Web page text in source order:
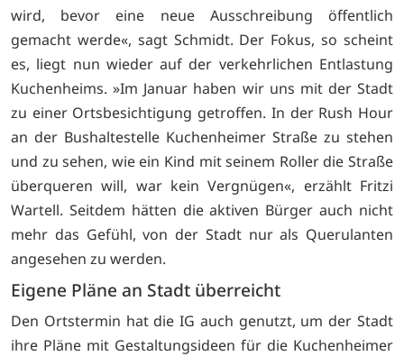
wird, bevor eine neue Ausschreibung öffentlich
gemacht werde«, sagt Schmidt. Der Fokus, so scheint
es, liegt nun wieder auf der verkehrlichen Entlastung
Kuchenheims. »Im Januar haben wir uns mit der Stadt
zu einer Ortsbesichtigung getroffen. In der Rush Hour
an der Bushaltestelle Kuchenheimer Straße zu stehen
und zu sehen, wie ein Kind mit seinem Roller die Straße
überqueren will, war kein Vergnügen«, erzählt Fritzi
Wartell. Seitdem hätten die aktiven Bürger auch nicht
mehr das Gefühl, von der Stadt nur als Querulanten
angesehen zu werden.
Eigene Pläne an Stadt überreicht
Den Ortstermin hat die IG auch genutzt, um der Stadt
ihre Pläne mit Gestaltungsideen für die Kuchenheimer